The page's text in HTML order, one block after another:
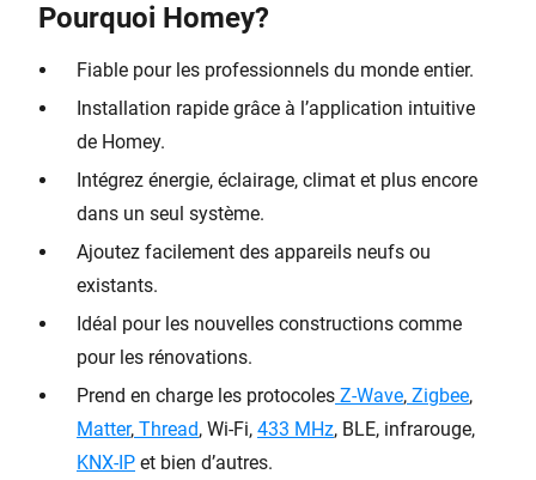
Pourquoi Homey?
Fiable pour les professionnels du monde entier.
Installation rapide grâce à l’application intuitive
de Homey.
Intégrez énergie, éclairage, climat et plus encore
dans un seul système.
Ajoutez facilement des appareils neufs ou
existants.
Idéal pour les nouvelles constructions comme
pour les rénovations.
Prend en charge les protocoles Z-Wave, Zigbee,
Matter, Thread, Wi-Fi, 433 MHz, BLE, infrarouge,
KNX-IP et bien d’autres.